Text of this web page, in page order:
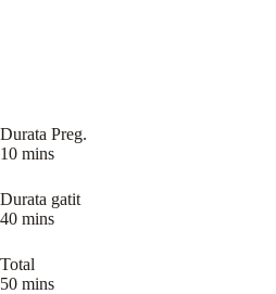
Durata Preg.
10 mins
Durata gatit
40 mins
Total
50 mins